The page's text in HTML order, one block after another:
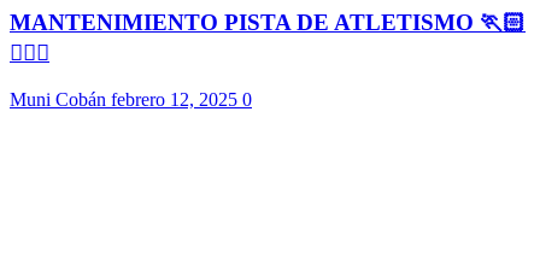
MANTENIMIENTO PISTA DE ATLETISMO 🏃🏻
🏃🏻‍♀️
Muni Cobán febrero 12, 2025 0